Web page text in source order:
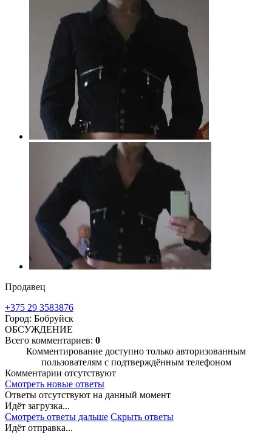
Продавец
+375 29 3583876
Город: Бобруйск
ОБСУЖДЕНИЕ
Всего комментариев: 0
Комментирование доступно только авторизованным
пользователям с подтверждённым телефоном
Комментарии отсутствуют
Смотреть новые ответы
Ответы отсутствуют на данный момент
Идёт загрузка...
Смотреть ответы дальше Скрыть ответы
Идёт отправка...